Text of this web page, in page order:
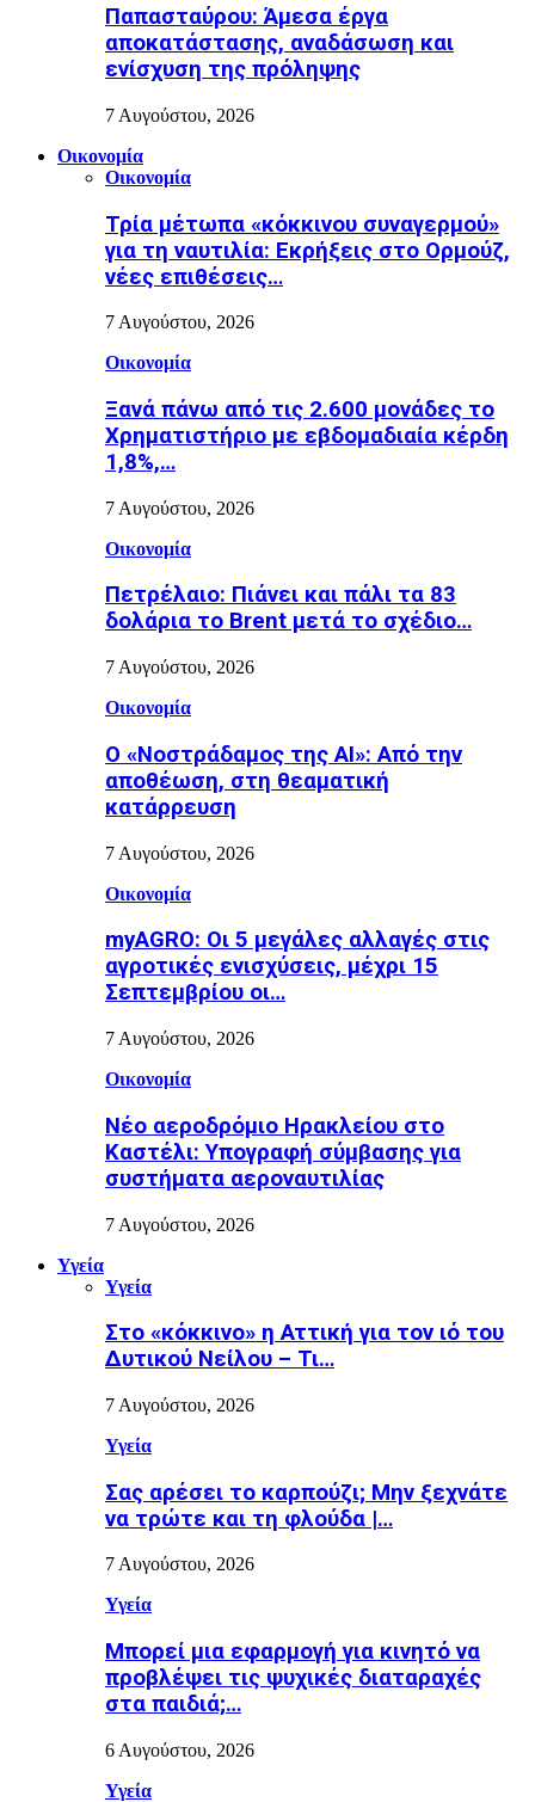
Παπασταύρου: Άμεσα έργα
αποκατάστασης, αναδάσωση και
ενίσχυση της πρόληψης
7 Αυγούστου, 2026
Οικονομία
Οικονομία
Τρία μέτωπα «κόκκινου συναγερμού»
για τη ναυτιλία: Εκρήξεις στο Ορμούζ,
νέες επιθέσεις…
7 Αυγούστου, 2026
Οικονομία
Ξανά πάνω από τις 2.600 μονάδες το
Χρηματιστήριο με εβδομαδιαία κέρδη
1,8%,…
7 Αυγούστου, 2026
Οικονομία
Πετρέλαιο: Πιάνει και πάλι τα 83
δολάρια το Brent μετά το σχέδιο…
7 Αυγούστου, 2026
Οικονομία
Ο «Νοστράδαμος της AI»: Από την
αποθέωση, στη θεαματική
κατάρρευση
7 Αυγούστου, 2026
Οικονομία
myAGRO: Οι 5 μεγάλες αλλαγές στις
αγροτικές ενισχύσεις, μέχρι 15
Σεπτεμβρίου οι…
7 Αυγούστου, 2026
Οικονομία
Νέο αεροδρόμιο Ηρακλείου στο
Καστέλι: Υπογραφή σύμβασης για
συστήματα αεροναυτιλίας
7 Αυγούστου, 2026
Υγεία
Υγεία
Στο «κόκκινο» η Αττική για τον ιό του
Δυτικού Νείλου – Τι…
7 Αυγούστου, 2026
Υγεία
Σας αρέσει το καρπούζι; Μην ξεχνάτε
να τρώτε και τη φλούδα |…
7 Αυγούστου, 2026
Υγεία
Μπορεί μια εφαρμογή για κινητό να
προβλέψει τις ψυχικές διαταραχές
στα παιδιά;…
6 Αυγούστου, 2026
Υγεία